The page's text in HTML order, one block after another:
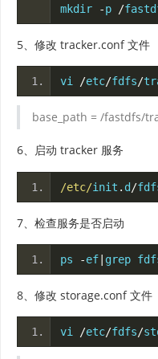
mkdir
-p /
5、修改 tracker.conf 文件
vi /etc/fdfs/
base_path = /fastdfs/
6、启动 tracker 服务
/etc/init . d/
7、检查服务是否启动
ps -ef grep
8、修改 storage.conf 文件
vi /etc/fdfs/